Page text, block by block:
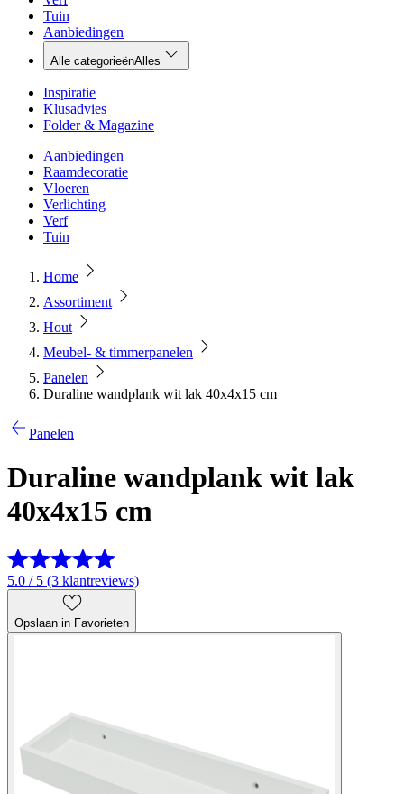
Tuin
Aanbiedingen
Alle categorieënAlles
Inspiratie
Klusadvies
Folder & Magazine
Aanbiedingen
Raamdecoratie
Vloeren
Verlichting
Verf
Tuin
Home
Assortiment
Hout
Meubel- & timmerpanelen
Panelen
Duraline wandplank wit lak 40x4x15 cm
Panelen
Duraline wandplank wit lak
40x4x15 cm
5.0 / 5 (3 klantreviews)
Opslaan in Favorieten